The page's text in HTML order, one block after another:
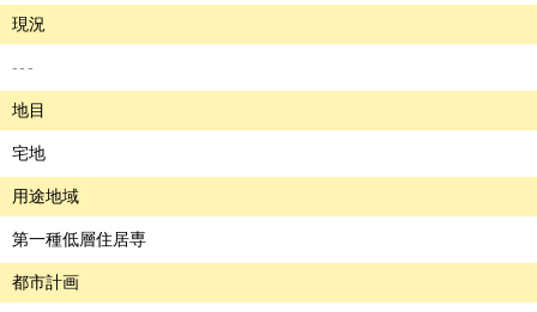
現況
---
地目
宅地
用途地域
第一種低層住居専
都市計画